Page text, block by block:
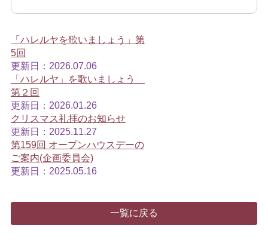
「ハレルヤを歌いましょう」第
5回
更新日：2026.07.06
「ハレルヤ」を歌いましょう
第２回
更新日：2026.01.26
クリスマス礼拝のお知らせ
更新日：2025.11.27
第159回 オープンハウスデーの
ご案内(企画委員会)
更新日：2025.05.16
一覧に戻る